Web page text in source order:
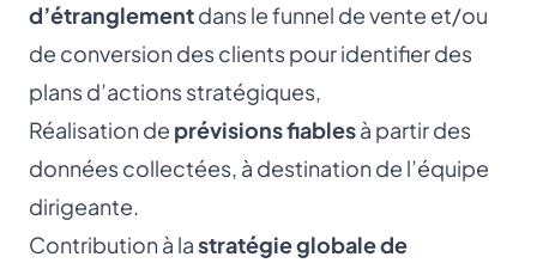
d’étranglementdans le funnel de vente et/ou
de conversion des clients pour identifier des
plans d’actions stratégiques,
Réalisation de prévisions fiablesà partir des
données collectées, à destination de l’équipe
dirigeante.
Contribution à lastratégie globale de